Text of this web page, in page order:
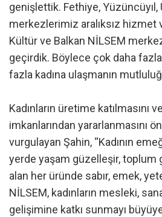
genişlettik. Fethiye, Yüzüncüyıl,
merkezlerimiz aralıksız hizmet
Kültür ve Balkan NİLSEM
geçirdik. Böylece çok daha
fazla kadına ulaşmanın
Kadınların üretime katılmasını
imkanlarından yararlanmasını
vurgulayan Şahin, “Kadının
yerde yaşam güzelleşir, toplum
alan her üründe sabır, emek,
NİLSEM, kadınların mesleki,
gelişimine katkı sunmayı